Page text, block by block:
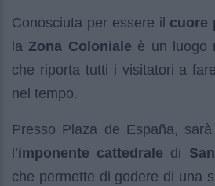
Conosciuta per essere il cuore
laZona Coloniale è un luogo
che riporta tutti i visitatori a
nel tempo.
Presso Plaza de España,
l’imponente cattedrale di
che permette di godere di una